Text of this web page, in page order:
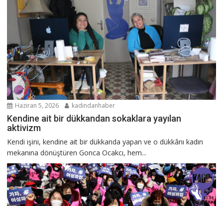
Haziran 5, 2026 kadindanhaber
Kendine ait bir dükkandan sokaklara yayılan
aktivizm
Kendi işini, kendine ait bir dükkanda yapan ve o dükkânı kadın
mekanına dönüştüren Gonca Ocakcı, hem...